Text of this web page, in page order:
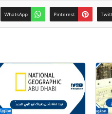
Pinterest
WhatsApp